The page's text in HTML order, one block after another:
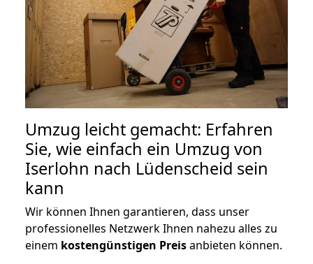
Umzug leicht gemacht: Erfahren
Sie, wie einfach ein Umzug von
Iserlohn nach Lüdenscheid sein
kann
Wir können Ihnen garantieren, dass unser
professionelles Netzwerk Ihnen nahezu alles zu
einem kostengünstigen Preisanbieten können.